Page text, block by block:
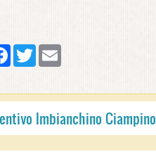
FacebookTwitter
Imbianchino Ciampino